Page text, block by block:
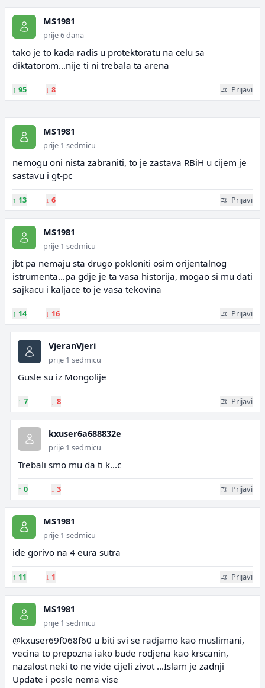
MS1981
prije 6 dana
tako je to kada radis u protektoratu na celu sa
diktatorom...nije ti ni trebala ta arena
↑ 95 ↓ 8 Prijavi
MS1981
prije 1 sedmicu
nemogu oni nista zabraniti, to je zastava RBiH u cijem je
sastavu i gt-pc
↑ 13 ↓ 6 Prijavi
MS1981
prije 1 sedmicu
jbt pa nemaju sta drugo pokloniti osim orijentalnog
istrumenta...pa gdje je ta vasa historija, mogao si mu dati
sajkacu i kaljace to je vasa tekovina
↑ 14 ↓ 16 Prijavi
VjeranVjeri
prije 1 sedmicu
Gusle su iz Mongolije
↑ 7 ↓ 8 Prijavi
kxuser6a688832e
prije 1 sedmicu
Trebali smo mu da ti k...c
↑ 0 ↓ 3 Prijavi
MS1981
prije 1 sedmicu
ide gorivo na 4 eura sutra
↑ 11 ↓ 1 Prijavi
MS1981
prije 1 sedmicu
@kxuser69f068f60 u biti svi se radjamo kao muslimani,
vecina to prepozna iako bude rodjena kao krscanin,
nazalost neki to ne vide cijeli zivot ...Islam je zadnji
Update i posle nema vise